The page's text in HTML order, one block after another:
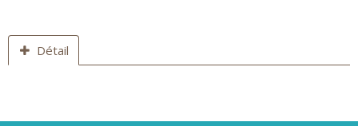
Détail